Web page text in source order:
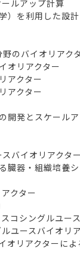
ルアップ計算
）を利用した設
のバイオリアク
オリアクター
アクター
アクター
開発とスケール
バイオリアクター
臓器・組織培養
クター
シングルユー
ースバイオリ
オリアクターに